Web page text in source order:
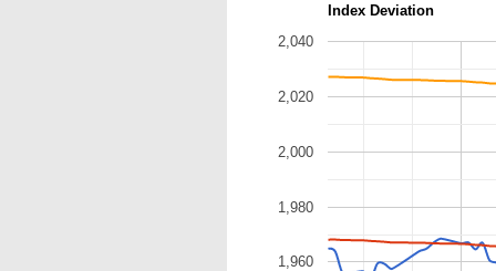
Index Deviation
1,960
1,980
2,000
2,020
2,040